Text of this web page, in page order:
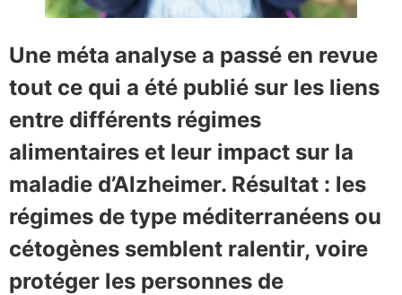
Une méta analyse a passé en revue
tout ce qui a été publié sur les liens
entre différents régimes
alimentaires et leur impact sur la
maladie d’Alzheimer. Résultat : les
régimes de type méditerranéens ou
cétogènes semblent ralentir, voire
protéger les personnes de